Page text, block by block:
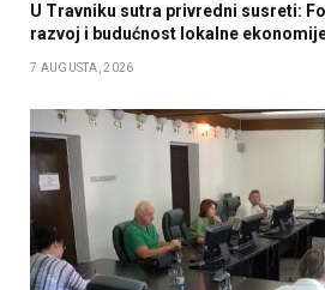
U Travniku sutra privredni susreti:
razvoj i budućnost lokalne
7 AUGUSTA, 2026